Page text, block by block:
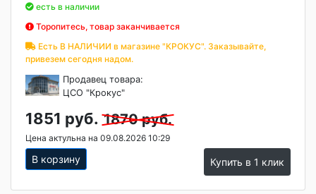
есть в наличии
Торопитесь, товар заканчивается
Есть В НАЛИЧИИ в магазине "КРОКУС". Заказывайте,
привезем сегодня надом.
Продавец товара:
ЦСО "Крокус"
1851 руб. 1870 руб.
Цена актульна на 09.08.2026 10:29
В корзину Купить в 1 клик